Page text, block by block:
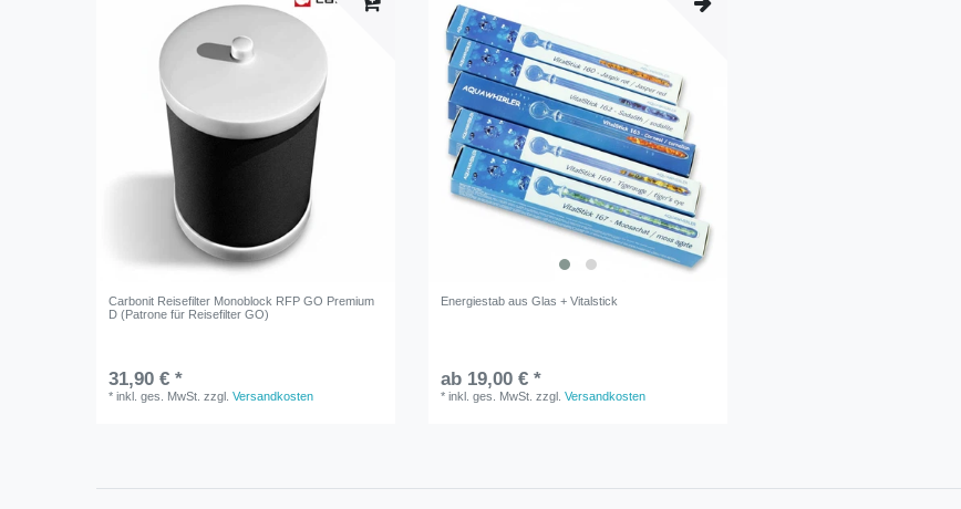
Carbonit Reisefilter Monoblock RFP GO Premium
D (Patrone für Reisefilter GO)
31,90 € *
*inkl. ges. MwSt. zzgl.Versandkosten
Energiestab aus Glas + Vitalstick
ab 19,00 € *
*inkl. ges. MwSt. zzgl.Versandkosten